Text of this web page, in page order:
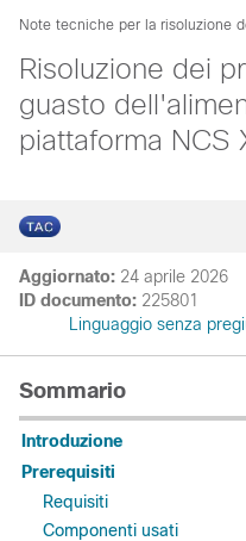
Note tecniche per la risoluzione
Risoluzione dei
guasto
piattaforma NCS
Aggiornato: 24 aprile 2026
ID documento: 225801
Linguaggio senza
Sommario
Introduzione
Prerequisiti
Requisiti
Componenti usati